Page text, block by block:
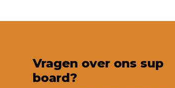
Vragen over ons sup
board?